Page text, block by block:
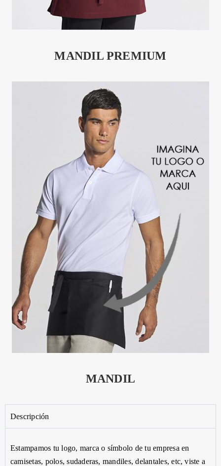
MANDIL PREMIUM
MANDIL
Descripción
Estampamos tulogo, marca o símbolo de tu empresa en
camisetas, polos, sudaderas, mandiles,delantales, etc, viste a